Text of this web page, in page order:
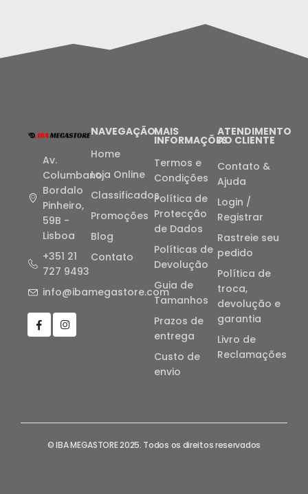
Av.
Columbano
Bordalo
Pinheiro,
59B -
Lisboa
+351 21
727 9493
info@ibamegastore.com
NAVEGAÇÃO
Home
Loja Online
Classificados
Promoções
Blog
Contato
MAIS
INFORMAÇÕES
Termos e
Condições
Política de
Protecção
de Dados
Políticas de
Devolução
Guia de
Tamanhos
Prazos de
entrega
Custo de
envio
ATENDIMENTO
AO CLIENTE
Contato &
Ajuda
Login /
Registrar
Rastreie seu
pedido
Política de
troca,
devolução e
garantia
Livro de
Reclamações
© IBA MEGASTORE 2025. Todos os direitos reservados